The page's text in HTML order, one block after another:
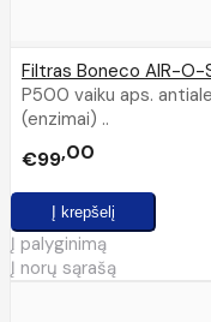
Filtras Boneco AIR-
P500 vaiku aps.
(enzimai) ..
€99 00
Į palyginimą
Į norų sąrašą